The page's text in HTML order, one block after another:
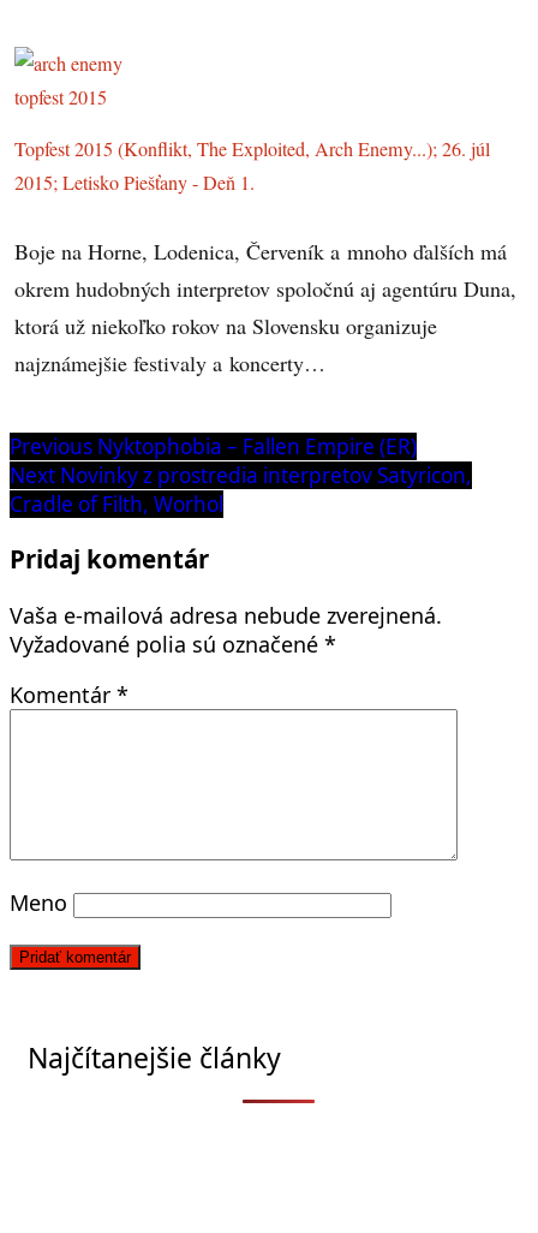
Topfest 2015 (Konflikt, The Exploited, Arch Enemy...); 26. júl
2015; Letisko Piešťany - Deň 1.
Boje na Horne, Lodenica, Červeník a mnoho ďalších má
okrem hudobných interpretov spoločnú aj agentúru Duna,
ktorá už niekoľko rokov na Slovensku organizuje
najznámejšie festivaly a koncerty…
Navigácia
v
článku
Previous Previous
post:
Nyktophobia – Fallen Empire (ER)
Next Next
post:
Novinky z prostredia interpretov Satyricon,
Cradle of Filth, Worhol
Pridaj komentár
Vaša e-mailová adresa nebude zverejnená.
Vyžadované polia sú označené *
Komentár *
Meno
Najčítanejšie články